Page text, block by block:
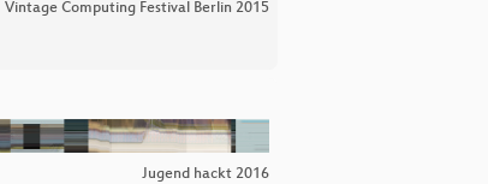
Vintage Computing Festival Berlin 2015
Jugend hackt 2016